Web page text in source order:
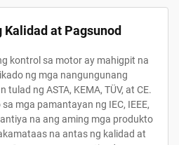
at Pagsunod
kontrol sa motor ay mahigpit na
ng mga nangungunang
ng ASTA, KEMA, TÜV, at CE.
mga pamantayan ng IEC, IEEE,
na ang aming mga produkto
na antas ng kalidad at